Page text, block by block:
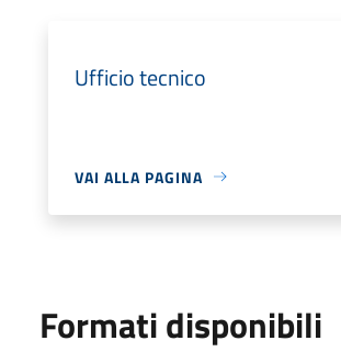
Ufficio tecnico
VAI ALLA PAGINA
Formati disponibili